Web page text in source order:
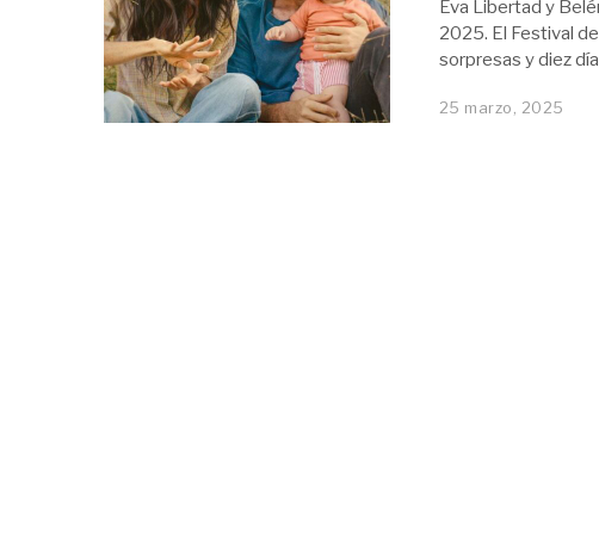
Eva Libertad y
2025. El Festival
sorpresas y diez
25 marzo, 2025